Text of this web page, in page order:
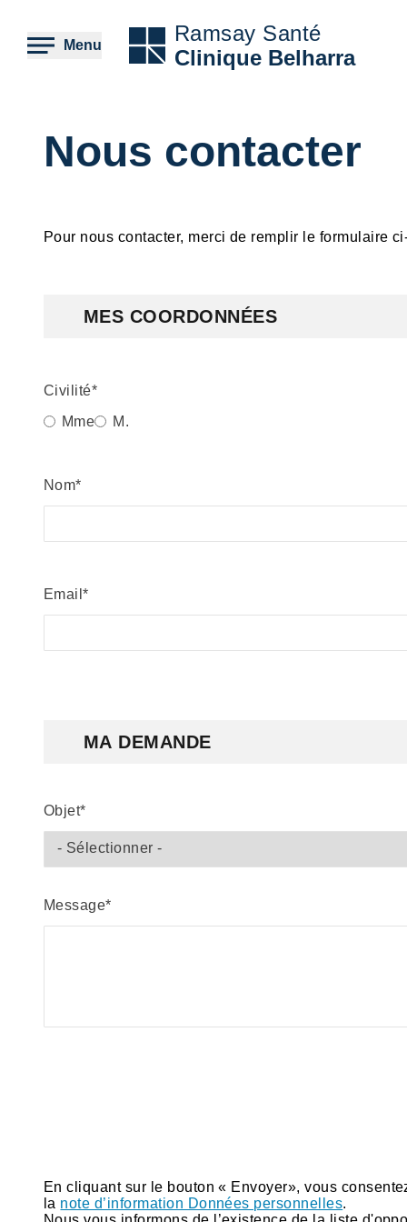
contenu
principal
Menu
Ramsay Santé
Clinique Belharra
Nous contacter
Pour nous contacter, merci de remplir le formulaire
MES COORDONNÉES
Civilité
Mme
M.
Nom
Email
MA DEMANDE
Objet
Message
En cliquant sur le bouton « Envoyer», vous
la note d’information Données personnelles.